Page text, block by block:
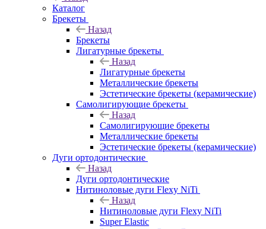
Каталог
Брекеты
Назад
Брекеты
Лигатурные брекеты
Назад
Лигатурные брекеты
Металлические брекеты
Эстетические брекеты (керамические)
Самолигирующие брекеты
Назад
Самолигирующие брекеты
Металлические брекеты
Эстетические брекеты (керамические)
Дуги ортодонтические
Назад
Дуги ортодонтические
Нитиноловые дуги Flexy NiTi
Назад
Нитиноловые дуги Flexy NiTi
Super Elastic